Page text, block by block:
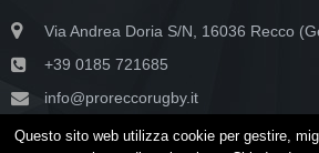
Via Andrea Doria S/N, 16036 Recco
+39 0185 721685
info@proreccorugby.it
Questo sito web utilizza cookie per gestire,